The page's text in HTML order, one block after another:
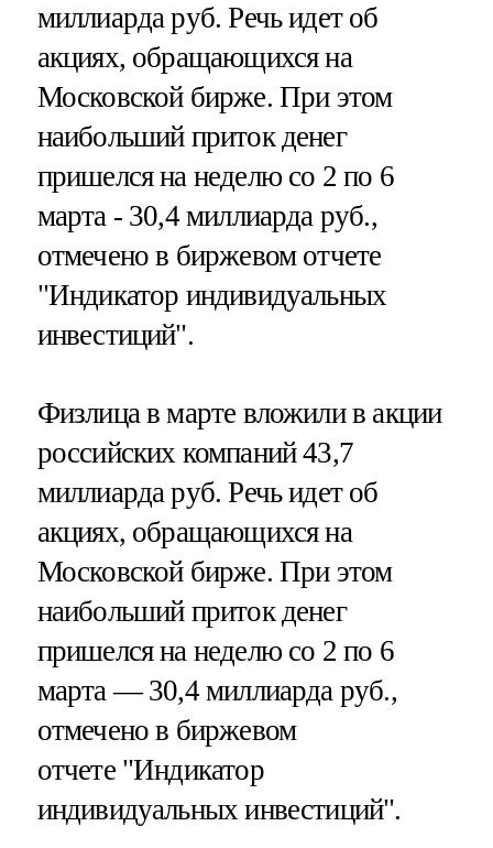
миллиарда руб. Речь идет об
акциях, обращающихся на
Московской бирже. При этом
наибольший приток денег
пришелся на неделю со 2 по 6
марта - 30,4 миллиарда руб.,
отмечено в биржевом отчете
"Индикатор индивидуальных
инвестиций".
Физлица в марте вложили в акции
российских компаний 43,7
миллиарда руб. Речь идет об
акциях, обращающихся на
Московской бирже. При этом
наибольший приток денег
пришелся на неделю со 2 по 6
марта — 30,4 миллиарда руб.,
отмечено в биржевом
отчете "Индикатор
индивидуальных инвестиций".